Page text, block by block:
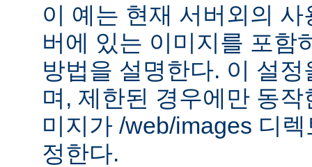
이 예는 현재 서버외의
버에 있는 이미지를 포함
방법을 설명한다. 이 설
며, 제한된 경우에만 동
미지가 /web/images 디
정한다.